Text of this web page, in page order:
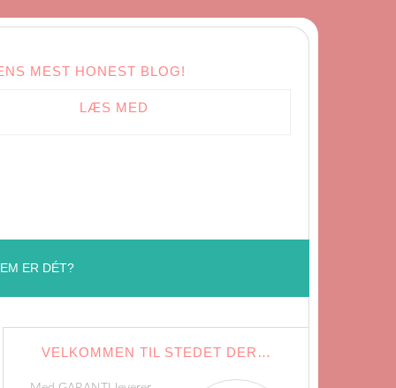
MEST HONEST BLOG!
LÆS MED
ER DÉT?
VELKOMMEN TIL STEDET DER…